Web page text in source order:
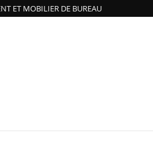
ET MOBILIER DE BUREAU